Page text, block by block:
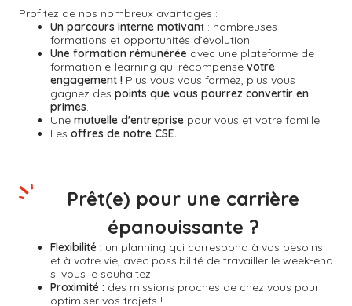
Profitez de nos nombreux avantages :
Un parcours interne motivant : nombreuses
formations et opportunités d’évolution.
Une formation rémunérée avec une plateforme de
formation e-learning qui récompense votre
engagement ! Plus vous vous formez, plus vous
gagnez des points que vous pourrez convertir en
primes.
Une mutuelle d'entreprise pour vous et votre famille.
Les offres de notre CSE.
Flexibilité : un planning qui correspond à vos besoins
et à votre vie, avec possibilité de travailler le week-end
si vous le souhaitez.
Proximité : des missions proches de chez vous pour
optimiser vos trajets !
Prêt(e) pour une carrière
épanouissante ?